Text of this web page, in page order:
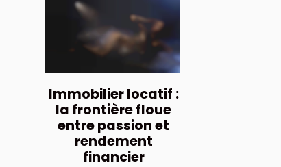
Immobilier locatif :
la frontière floue
entre passion et
rendement
financier